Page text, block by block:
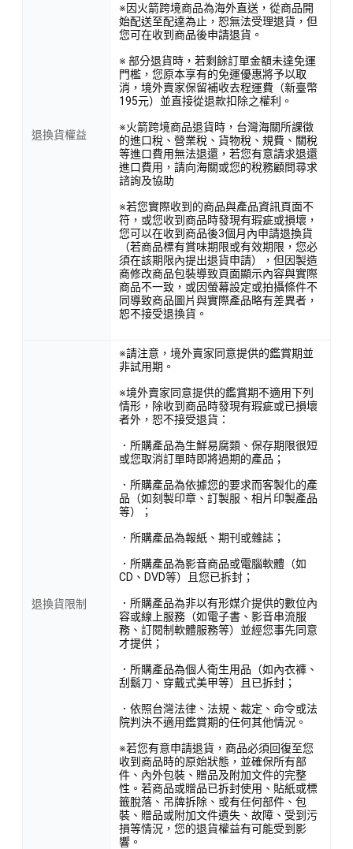
退換貨權益
※因火箭跨境商品為海外直送，從商品開
始配送至配達為止，恕無法受理退貨，但
您可在收到商品後申請退貨。
※ 部分退貨時，若剩餘訂單金額未達免運
門檻，您原本享有的免運優惠將予以取
消，境外賣家保留補收去程運費（新臺幣
195元）並直接從退款扣除之權利。
※火箭跨境商品退貨時，台灣海關所課徵
的進口稅、營業稅、貨物稅、規費、關稅
等進口費用無法退還，若您有意請求退還
進口費用，請向海關或您的稅務顧問尋求
諮詢及協助
※若您實際收到的商品與產品資訊頁面不
符，或您收到商品時發現有瑕疵或損壞，
您可以在收到商品後3個月內申請退換貨
（若商品標有賞味期限或有效期限，您必
須在該期限內提出退貨申請），但因製造
商修改商品包裝導致頁面顯示內容與實際
商品不一致，或因螢幕設定或拍攝條件不
同導致商品圖片與實際產品略有差異者，
恕不接受退換貨。
退換貨限制
※請注意，境外賣家同意提供的鑑賞期並
非試用期。
※境外賣家同意提供的鑑賞期不適用下列
情形，除收到商品時發現有瑕疵或已損壞
者外，恕不接受退貨：
．所購產品為生鮮易腐類、保存期限很短
或您取消訂單時即將過期的產品；
．所購產品為依據您的要求而客製化的產
品（如刻製印章、訂製服、相片印製產品
等）；
．所購產品為報紙、期刊或雜誌；
．所購產品為影音商品或電腦軟體（如
CD、DVD等）且您已拆封；
．所購產品為非以有形媒介提供的數位內
容或線上服務（如電子書、影音串流服
務、訂閱制軟體服務等）並經您事先同意
才提供；
．所購產品為個人衛生用品（如內衣褲、
刮鬍刀、穿戴式美甲等）且已拆封；
．依照台灣法律、法規、裁定、命令或法
院判決不適用鑑賞期的任何其他情況。
※若您有意申請退貨，商品必須回復至您
收到商品時的原始狀態，並確保所有部
件、內外包裝、贈品及附加文件的完整
性。若商品或贈品已拆封使用、貼紙或標
籤脫落、吊牌拆除、或有任何部件、包
裝、贈品或附加文件遺失、故障、受到污
損等情況，您的退貨權益有可能受到影
響。